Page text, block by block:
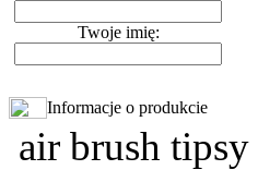
Twoje imię:
Informacje o produkcie
air brush